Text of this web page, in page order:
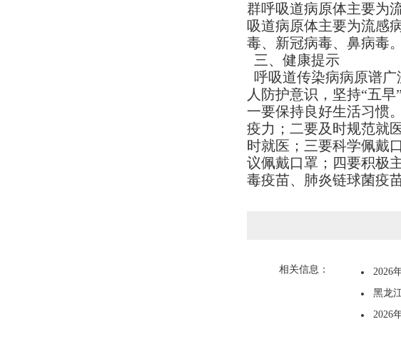
群呼吸道病原体主要为
吸道病原体主要为流感
毒、新冠病毒、鼻病毒。
三、健康提示
呼吸道传染病病原谱
人防护意识，坚持“五
一要保持良好生活习惯
疫力；二要及时规范就
时就医；三要科学佩戴
议佩戴口罩；四要积极
毒疫苗、肺炎链球菌疫苗
相关信息： 2026
黑龙
2026